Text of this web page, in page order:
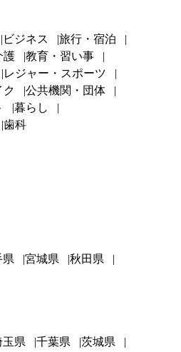
ビジネス
旅行・宿泊
護
教育・習い事
レジャー・スポーツ
ク
公共機関・団体
暮らし
歯科
県 宮城県
秋田県
玉県 千葉県
茨城県